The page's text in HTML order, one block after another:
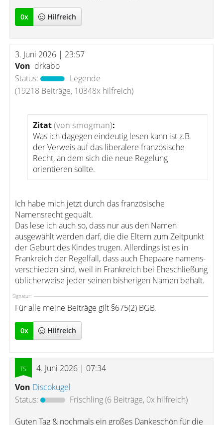
0x Hilfreich
3. Juni 2026 | 23:57
Von drkabo
Status:
Legende
(19218 Beiträge, 10348x hilfreich)
Zitat(von smogman):
Was ich dagegen eindeutig lesen kann ist z.B.
der Verweis auf das liberalere französische
Recht, an dem sich die neue Regelung
orientieren sollte.
Ich habe mich jetzt durch das französische
Namensrecht gequält.
Das lese ich auch so, dass nur aus den Namen
ausgewählt werden darf, die die Eltern zum Zeitpunkt
der Geburt des Kindes trugen. Allerdings ist es in
Frankreich der Regelfall, dass auch Ehepaare namens-
verschieden sind, weil in Frankreich bei Eheschließung
üblicherweise jeder seinen bisherigen Namen behält.
Signatur:
Für alle meine Beiträge gilt §675(2) BGB.
0x Hilfreich
4. Juni 2026 | 07:34
Von Discokugel
Status:
Frischling(6 Beiträge, 0x hilfreich)
Guten Tag & nochmals ein großes Dankeschön für die